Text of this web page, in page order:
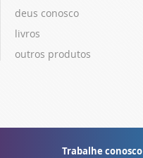
deus conosco
livros
outros produtos
Trabalhe conosco